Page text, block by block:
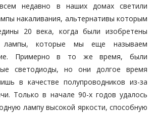
недавно в наших домах светили
накаливания, альтернативы которым
20 века, когда были изобретены
лампы, которые мы еще называем
Примерно в то же время, были
светодиоды, но они долгое время
в качестве полупроводников из-за
Только в начале 90-х годов удалось
лампу высокой яркости, способную